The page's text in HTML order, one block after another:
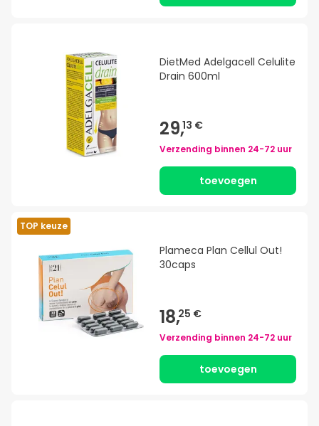
DietMed Adelgacell Celulite
Drain 600ml
29,13 €
Verzending binnen 24-72 uur
toevoegen
TOP keuze
Plameca Plan Cellul Out!
30caps
18,25 €
Verzending binnen 24-72 uur
toevoegen